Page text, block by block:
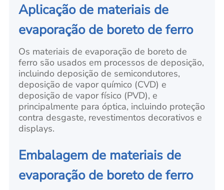
Aplicação de materiais de
evaporação de boreto de ferro
Os materiais de evaporação de boreto de
ferro são usados em processos de deposição,
incluindo deposição de semicondutores,
deposição de vapor químico (CVD) e
deposição de vapor físico (PVD), e
principalmente para óptica, incluindo proteção
contra desgaste, revestimentos decorativos e
displays.
Embalagem de materiais de
evaporação de boreto de ferro